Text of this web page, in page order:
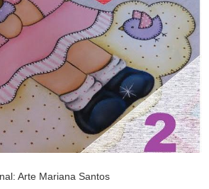
Arte Mariana Santos